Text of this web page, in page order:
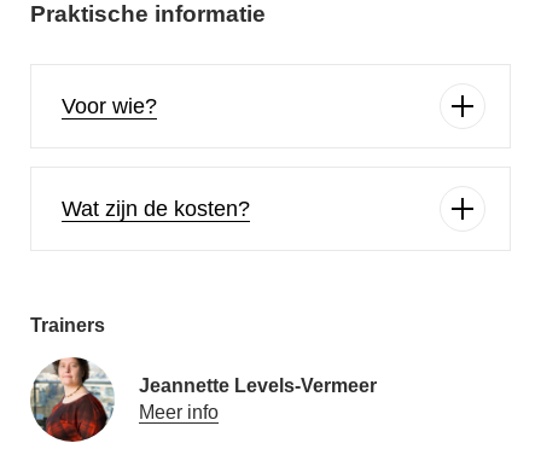
Praktische informatie
Voor wie?
Wat zijn de kosten?
Trainers
Jeannette Levels-Vermeer
Meer info